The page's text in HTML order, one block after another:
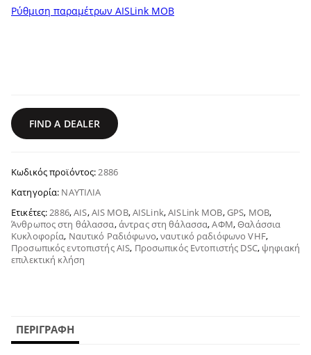
Ρύθμιση παραμέτρων AISLink MOB
FIND A DEALER
Κωδικός προϊόντος:2886
Κατηγορία: ΝΑΥΤΙΛΊΑ
Ετικέτες:2886,AIS,AIS MOB,AISLink,AISLink MOB,GPS, MOB,
Άνθρωπος στη θάλασσα,άντρας στη θάλασσα,ΑΦΜ,Θαλάσσια
Κυκλοφορία, Ναυτικό Ραδιόφωνο,ναυτικό ραδιόφωνο VHF,
Προσωπικός εντοπιστής AIS, Προσωπικός Εντοπιστής DSC, ψηφιακή
επιλεκτική κλήση
ΠΕΡΙΓΡΑΦΉ